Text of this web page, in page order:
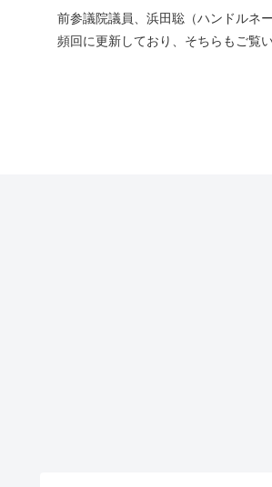
前参議院議員、浜田聡（ハンドルネ
頻回に更新しており、そちらもご覧